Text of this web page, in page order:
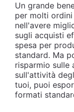
Un grande
per molti
nell'avere
sugli acquisti
spesa per
standard. Ma
risparmio
sull'attività
tuoi, puoi
formati